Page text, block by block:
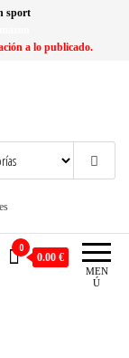
sport
a lo publicado.
MEN
Ú
0
0.00 €